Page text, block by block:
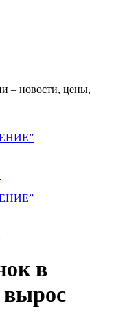
– новости, цены,
в
вырос